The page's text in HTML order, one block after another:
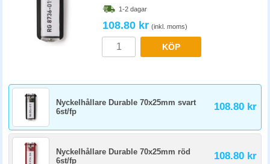
1-2 dagar
108.80 kr (inkl. moms)
KÖP
Nyckelhållare Durable 70x25mm svart
6st/fp
108.80 kr
Nyckelhållare Durable 70x25mm röd
6st/fp
108.80 kr